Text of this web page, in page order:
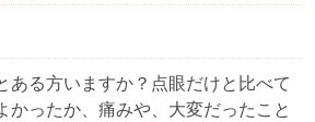
ある方いますか？点眼だけと比べて
かったか、痛みや、大変だったこと